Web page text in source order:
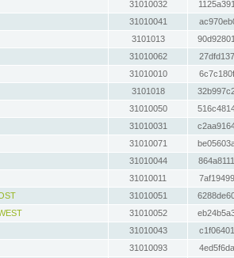
31010032
31010041
3101013
31010062
31010010
3101018
31010050
31010031
31010071
31010044
31010011
31010051
31010052
31010043
31010093